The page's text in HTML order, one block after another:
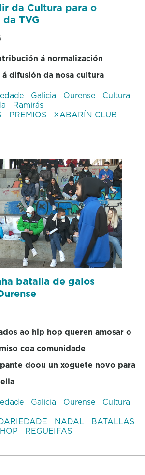
da Cultura para o
TVG
á normalización
difusión da nosa cultura
Galicia Ourense
Cultura
Ramirás
PREMIOS XABARÍN CLUB
batalla de galos
ao hip hop queren amosar o
coa comunidade
doou un xoguete novo para
Galicia Ourense
Cultura
NADAL
BATALLAS
REGUEIFAS